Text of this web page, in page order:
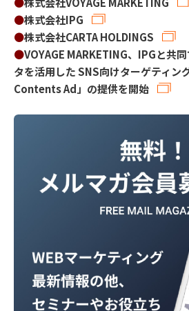
●株式会社IPG
●株式会社CARTA HOLDINGS
●VOYAGE MARKETING、IPGと共
タを活用した SNS向けターゲティ
Contents Ad」の提供を開始